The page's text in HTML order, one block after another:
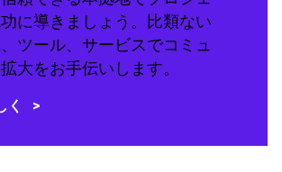
に導きましょう。比類ない
ツール、サービスでコミュ
大をお手伝いします。
く